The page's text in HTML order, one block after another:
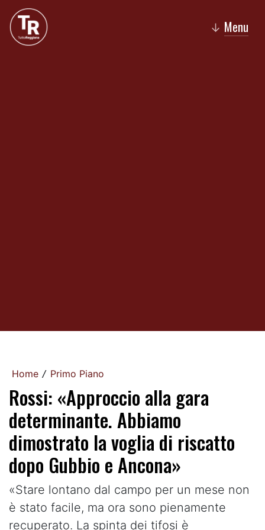
↓ Menu
Home / Primo Piano
Rossi: «Approccio alla gara
determinante. Abbiamo
dimostrato la voglia di riscatto
dopo Gubbio e Ancona»
«Stare lontano dal campo per un mese non
è stato facile, ma ora sono pienamente
recuperato. La spinta dei tifosi è